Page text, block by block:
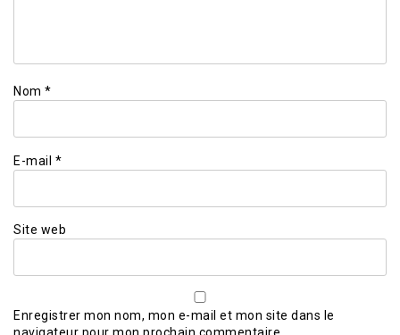
Nom *
E-mail *
Site web
Enregistrer mon nom, mon e-mail et mon site dans le